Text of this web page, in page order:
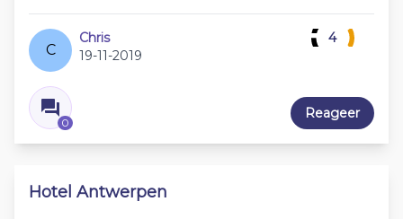
C
Chris
19-11-2019
0
4
Reageer
Hotel Antwerpen